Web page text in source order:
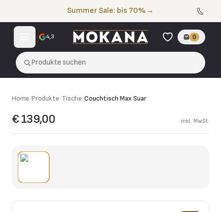
Summer Sale: bis 70% →
4,3 0
Produkte suchen
Home/Produkte/Tische/Couchtisch Max Suar
€ 139,00 inkl. MwSt.